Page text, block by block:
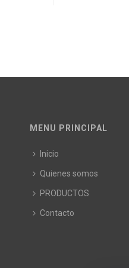
MENU PRINCIPAL
Inicio
Quienes somos
PRODUCTOS
Contacto